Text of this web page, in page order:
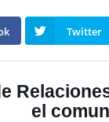
Twitter
el